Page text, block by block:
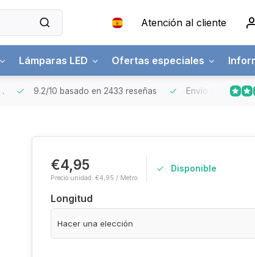
Atención al cliente
Lámparas LED Ofertas especiales
. 9.2/10 basado en 2433 reseñas Envío gratuito
€4,95
Precio unidad: €4,95 / Metro
Disponible
Longitud